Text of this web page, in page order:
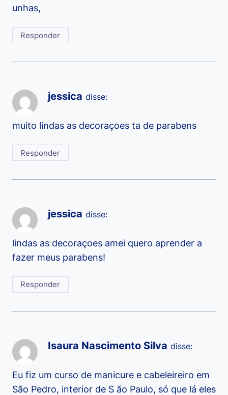
unhas,
Responder
jessica disse:
muito lindas as decoraçoes ta de parabens
Responder
jessica disse:
lindas as decoraçoes amei quero aprender a
fazer meus parabens!
Responder
Isaura Nascimento Silva disse:
Eu fiz um curso de manicure e cabeleireiro em
São Pedro, interior de S ão Paulo, só que lá eles